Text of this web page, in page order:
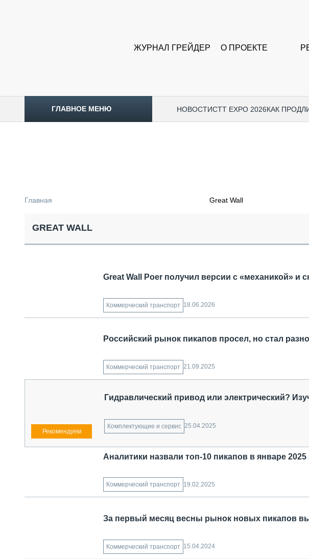
ЖУРНАЛ ГРЕЙДЕР О ПРОЕКТЕ
ГЛАВНОЕ МЕНЮ НОВОСТИCTT EXPO 2026КАК
СПЕЦТЕХНИКА И ТРАНСПОРТ
ГРУЗОПЕРЕВОЗКИ
ТЕХНИКА КРУПНЫМ ПЛАНОМ
ДОРОЖНАЯ ИНДУСТРИЯ
СЕРВИСМЕНЫ
БЛИЖАЙШИЕ
Главная Great Wall
GREAT WALL
Great Wall Poer получил версии с «механикой» и
Коммерческий транспорт 18.06.2026
Российский рынок пикапов просел, но стал
Коммерческий транспорт 21.09.2025
Гидравлический привод или электрический?
Комплектующие и сервис 25.04.2025
Аналитики назвали топ-10 пикапов в январе 2025
Коммерческий транспорт 19.02.2025
За первый месяц весны рынок новых пикапов
Коммерческий транспорт 15.04.2024